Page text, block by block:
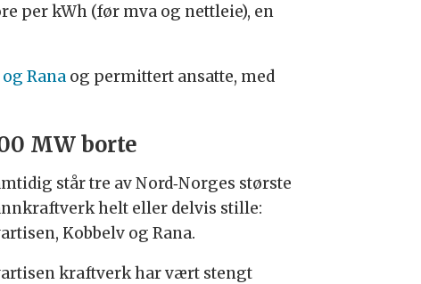
per kWh (før mva og nettleie), en
Rana og permittert ansatte, med
MW borte
står tre av Nord‑Norges største
helt eller delvis stille:
Kobbelv og Rana.
kraftverk har vært stengt